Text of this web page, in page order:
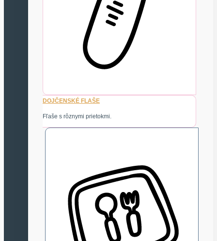
DOJČENSKÉ FLAŠE
Fľaše s rôznymi prietokmi.